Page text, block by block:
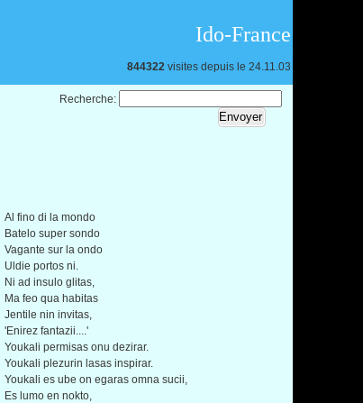
Ido-France
844322 visites depuis le 24.11.03
Recherche:
Al fino di la mondo
Batelo super sondo
Vagante sur la ondo
Uldie portos ni.
Ni ad insulo glitas,
Ma feo qua habitas
Jentile nin invitas,
'Enirez fantazii....'
Youkali permisas onu dezirar.
Youkali plezurin lasas inspirar.
Youkali es ube on egaras omna sucii,
Es lumo en nokto,